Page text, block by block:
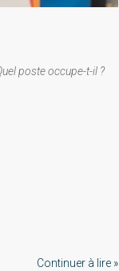
poste occupe-t-il ?
Continuer à lire »